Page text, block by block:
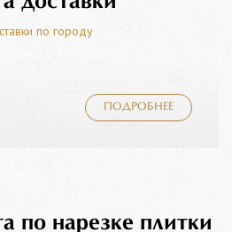
по городу
ПОДРОБНЕЕ
по нарезке плитки